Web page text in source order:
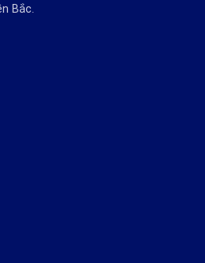
Bắc.